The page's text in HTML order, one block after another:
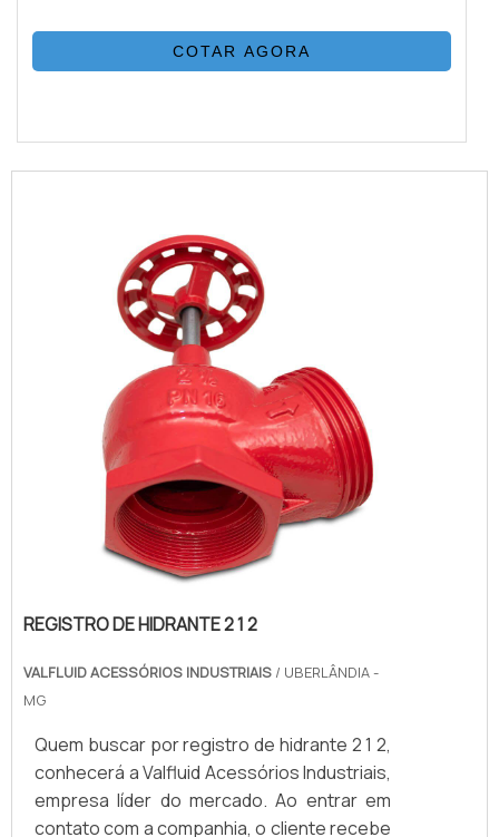
COTAR AGORA
REGISTRO DE HIDRANTE 2 1 2
VALFLUID ACESSÓRIOS INDUSTRIAIS / UBERLÂNDIA -
MG
Quem buscar por registro de hidrante 2 1 2,
conhecerá a Valfluid Acessórios Industriais,
empresa líder do mercado. Ao entrar em
contato com a companhia, o cliente recebe